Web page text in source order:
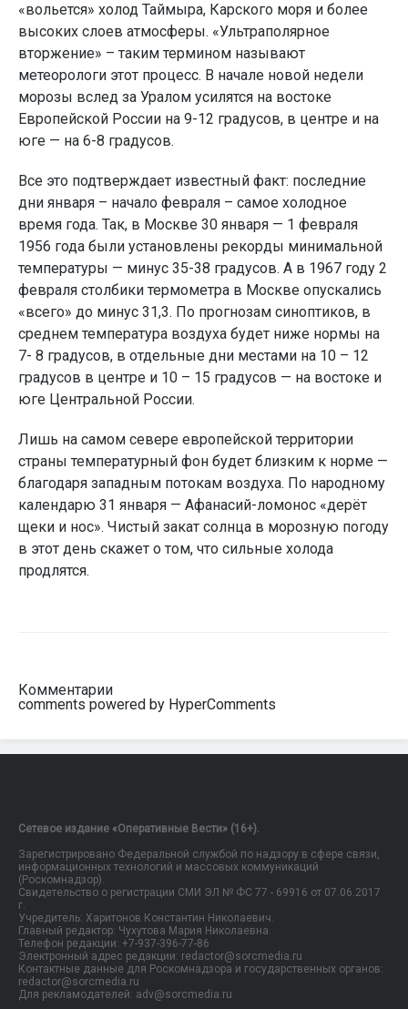
«вольется» холод Таймыра, Карского моря и более
высоких слоев атмосферы. «Ультраполярное
вторжение» – таким термином называют
метеорологи этот процесс. В начале новой недели
морозы вслед за Уралом усилятся на востоке
Европейской России на 9-12 градусов, в центре и на
юге — на 6-8 градусов.
Все это подтверждает известный факт: последние
дни января – начало февраля – самое холодное
время года. Так, в Москве 30 января — 1 февраля
1956 года были установлены рекорды минимальной
температуры — минус 35-38 градусов. А в 1967 году 2
февраля столбики термометра в Москве опускались
«всего» до минус 31,3. По прогнозам синоптиков, в
среднем температура воздуха будет ниже нормы на
7- 8 градусов, в отдельные дни местами на 10 – 12
градусов в центре и 10 – 15 градусов — на востоке и
юге Центральной России.
Лишь на самом севере европейской территории
страны температурный фон будет близким к норме —
благодаря западным потокам воздуха. По народному
календарю 31 января — Афанасий-ломонос «дерёт
щеки и нос». Чистый закат солнца в морозную погоду
в этот день скажет о том, что сильные холода
продлятся.
Комментарии
comments powered by HyperComments
Сетевое издание «Оперативные Вести» (16+).
Зарегистрировано Федеральной службой по надзору в сфере связи,
информационных технологий и массовых коммуникаций
(Роскомнадзор).
Свидетельство о регистрации СМИ ЭЛ № ФС 77 - 69916 от 07.06.2017
г.
Учредитель: Харитонов Константин Николаевич.
Главный редактор: Чухутова Мария Николаевна.
Телефон редакции: +7-937-396-77-86
Электронный адрес редакции: redactor@sorcmedia.ru
Контактные данные для Роскомнадзора и государственных органов:
redactor@sorcmedia.ru
Для рекламодателей: adv@sorcmedia.ru